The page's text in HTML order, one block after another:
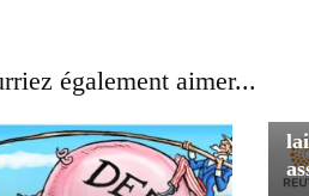
également aimer...